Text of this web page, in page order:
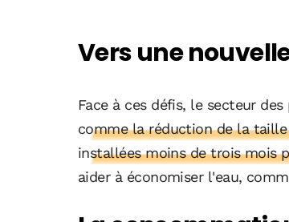
Vers une
Face à ces défis, le secteur
comme la réduction de la
installées moins de trois mois
aider à économiser l'eau,